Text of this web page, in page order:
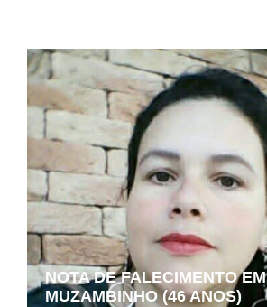
NOTA DE FALECIMENTO EM
MUZAMBINHO (46 ANOS)